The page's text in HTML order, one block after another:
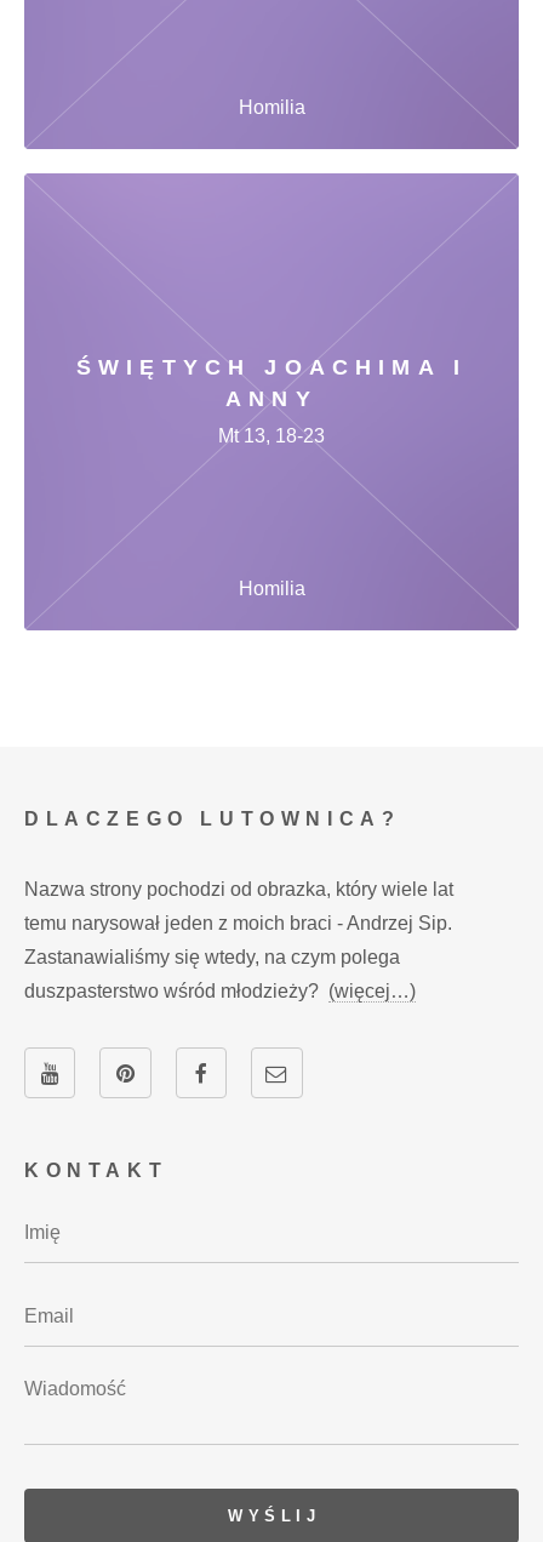
Homilia
ŚWIĘTYCH JOACHIMA I
ANNY
Homilia
Mt 13, 18-23
KONTAKT
DLACZEGO LUTOWNICA?
Nazwa strony pochodzi od obrazka, który wiele lat
temu narysował jeden z moich braci - Andrzej Sip.
Zastanawialiśmy się wtedy, na czym polega
duszpasterstwo wśród młodzieży? (więcej…)